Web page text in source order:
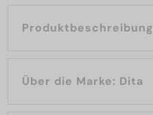
Produktbeschreibung
Über die Marke: Dita